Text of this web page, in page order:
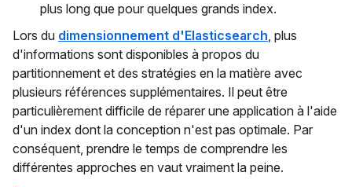
plus long que pour quelques grands index.
Lors du dimensionnement d'Elasticsearch, plus
d'informations sont disponibles à propos du
partitionnement et des stratégies en la matière avec
plusieurs références supplémentaires. Il peut être
particulièrement difficile de réparer une application à l'aide
d'un index dont la conception n'est pas optimale. Par
conséquent, prendre le temps de comprendre les
différentes approches en vaut vraiment la peine.